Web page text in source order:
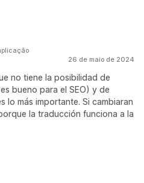
26 de maio de 2024
no tiene la posibilidad de
bueno para el SEO) y de
lo más importante. Si cambiaran
la traducción funciona a la